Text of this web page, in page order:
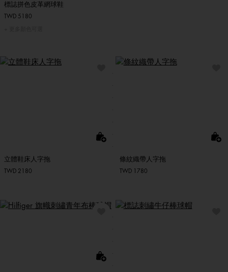
標誌拼色皮革網球鞋
TWD 5180
立體鞋床人字拖
TWD 2180
條紋織帶人字拖
TWD 1780